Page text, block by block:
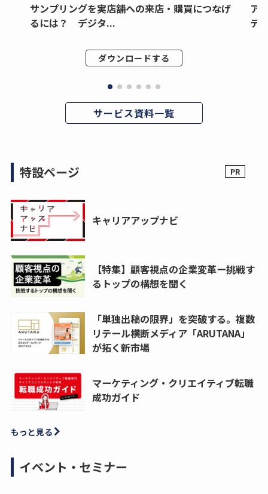
サンプリングを実店舗への来店・購買につなげ
るには？ デジタ...
ダウンロードする
ア
デ
サービス資料一覧
特設ページ
キャリアアップナビ
【特集】顧客視点の企業変革ー挑戦す
るトップの構想を聞く
「単独出稿の限界」を突破する。複数
リテール横断メディア「ARUTANA」
が拓く新市場
マーケティング・クリエイティブ転職
成功ガイド
もっと見る
イベント・セミナー